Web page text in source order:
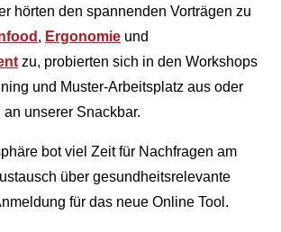
hörten den spannenden Vorträgen zu
, Ergonomie und
zu, probierten sich in den Workshops
und Muster-Arbeitsplatz aus oder
unserer Snackbar.
bot viel Zeit für Nachfragen am
über gesundheitsrelevante
für das neue Online Tool.